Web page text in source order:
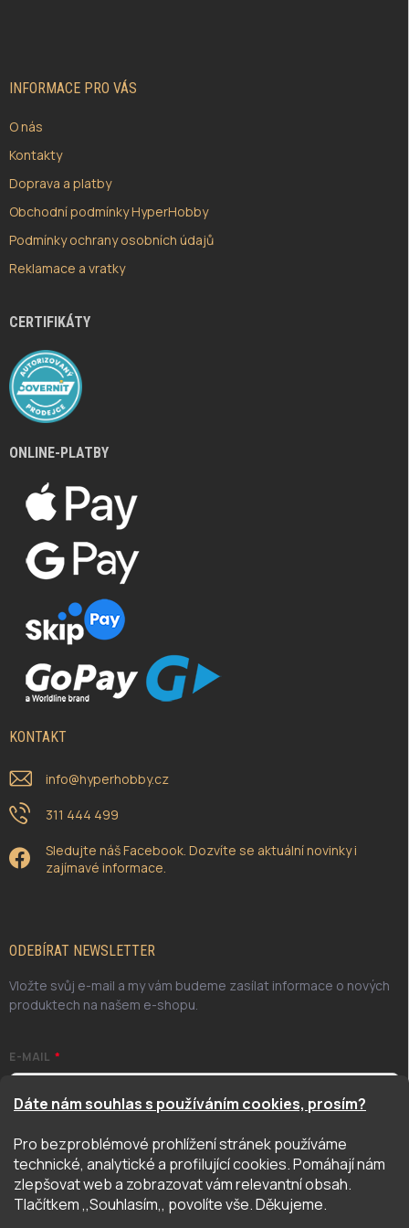
Dáte nám souhlas s používáním cookies, prosím?
Pro bezproblémové prohlížení stránek používáme
technické, analytické a profilující cookies. Pomáhají nám
zlepšovat web a zobrazovat vám relevantní obsah.
Tlačítkem ,,Souhlasím,, povolíte vše. Děkujeme.
INFORMACE PRO VÁS
O nás
Kontakty
Doprava a platby
Obchodní podmínky HyperHobby
Podmínky ochrany osobních údajů
Reklamace a vratky
CERTIFIKÁTY
ONLINE-PLATBY
KONTAKT
info@hyperhobby.cz
311 444 499
Sledujte náš Facebook. Dozvíte se aktuální novinky i
zajímavé informace.
ODEBÍRAT NEWSLETTER
Vložte svůj e-mail a my vám budeme zasílat informace o nových
produktech na našem e-shopu.
E-MAIL
Odesláním potvrzuji, že jsem se seznámil/a se zásadami
ochrany osobních údajů. Úplné znění naleznetezde
PŘIHLÁSIT SE